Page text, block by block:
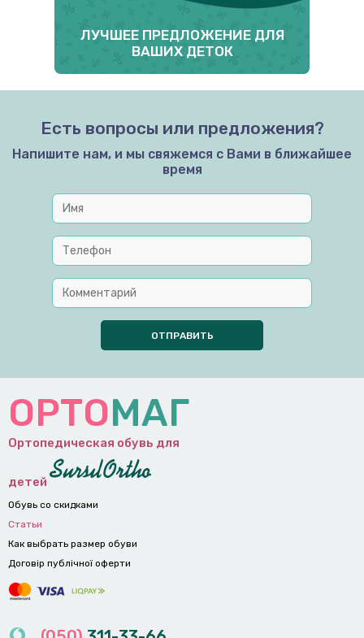
ЛУЧШЕЕ ПРЕДЛОЖЕНИЕ ДЛЯ
ВАШИХ ДЕТОК
Есть вопросы или предложения?
Напишите нам, и мы свяжемся с Вами в ближайшее
время
ОРТОМАГ
Ортопедическая обувь для
детей
Обувь со скидками
Статьи
Как выбрать размер обуви
Договір публічної оферти